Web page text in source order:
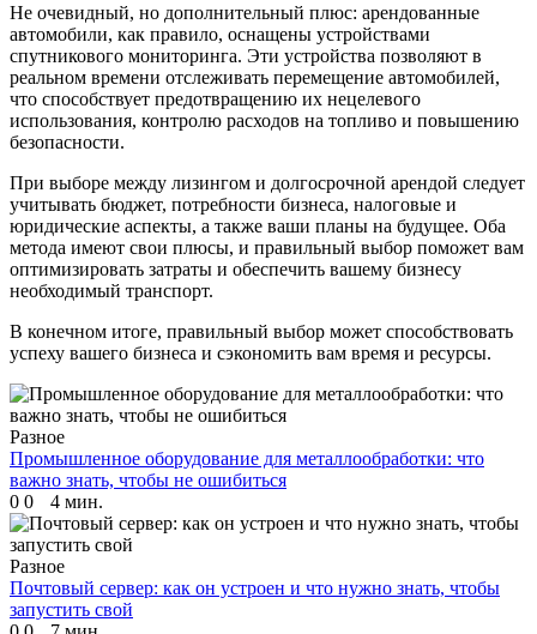
Не очевидный, но дополнительный плюс: арендованные
автомобили, как правило, оснащены устройствами
спутникового мониторинга. Эти устройства позволяют в
реальном времени отслеживать перемещение автомобилей,
что способствует предотвращению их нецелевого
использования, контролю расходов на топливо и повышению
безопасности.
При выборе между лизингом и долгосрочной арендой следует
учитывать бюджет, потребности бизнеса, налоговые и
юридические аспекты, а также ваши планы на будущее. Оба
метода имеют свои плюсы, и правильный выбор поможет вам
оптимизировать затраты и обеспечить вашему бизнесу
необходимый транспорт.
В конечном итоге, правильный выбор может способствовать
успеху вашего бизнеса и сэкономить вам время и ресурсы.
Разное
Промышленное оборудование для металлообработки: что
важно знать, чтобы не ошибиться
0 0 4 мин.
Разное
Почтовый сервер: как он устроен и что нужно знать, чтобы
запустить свой